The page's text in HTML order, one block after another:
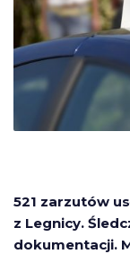
521 zarzutów
z Legnicy.
dokumentacji.